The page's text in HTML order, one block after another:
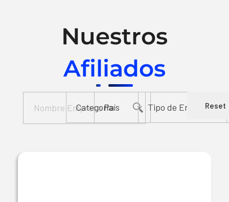
Nuestros
Afiliados
Reset